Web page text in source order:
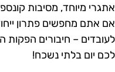
מיוחד, מסיבות קונספט
אתם מחפשים פתרון
– חיבורים הפקות
יום בלתי נשכח!